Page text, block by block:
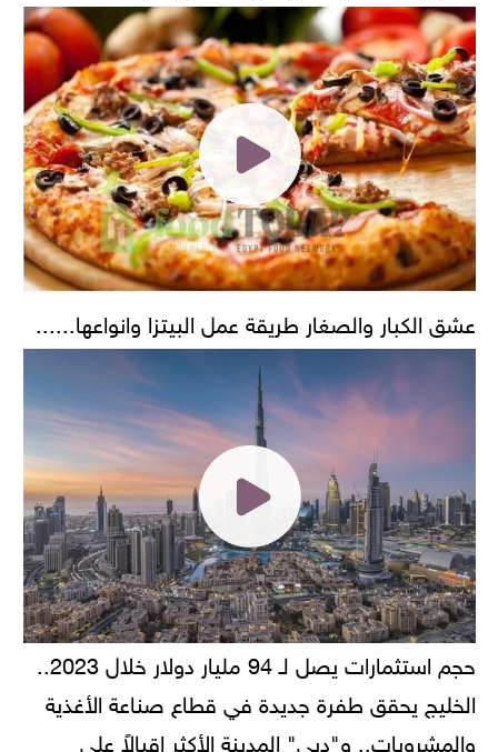
عشق الكبار والصغار طريقة عمل البيتزا وانواعها......
حجم استثمارات يصل لـ 94 مليار دولار خلال 2023..
الخليج يحقق طفرة جديدة في قطاع صناعة الأغذية
والمشروبات.. و"دبي" المدينة الأكثر إقبالاً على